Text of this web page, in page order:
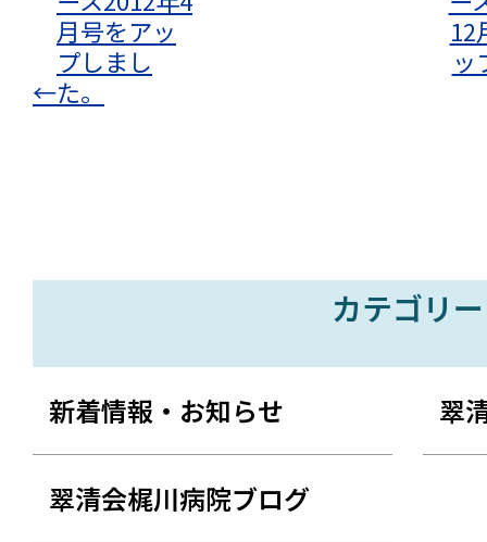
←
月号をアッ
プしまし
た。
12
ッ
カテゴリー
新着情報・お知らせ 翠
翠清会梶川病院ブログ